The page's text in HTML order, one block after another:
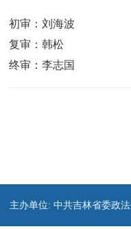
初审：刘海波
复审：韩松
终审：李志国
主办单位: 中共吉林省委政